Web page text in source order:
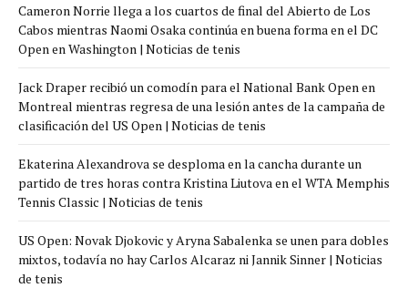
Cameron Norrie llega a los cuartos de final del Abierto de Los
Cabos mientras Naomi Osaka continúa en buena forma en el DC
Open en Washington | Noticias de tenis
Jack Draper recibió un comodín para el National Bank Open en
Montreal mientras regresa de una lesión antes de la campaña de
clasificación del US Open | Noticias de tenis
Ekaterina Alexandrova se desploma en la cancha durante un
partido de tres horas contra Kristina Liutova en el WTA Memphis
Tennis Classic | Noticias de tenis
US Open: Novak Djokovic y Aryna Sabalenka se unen para dobles
mixtos, todavía no hay Carlos Alcaraz ni Jannik Sinner | Noticias
de tenis